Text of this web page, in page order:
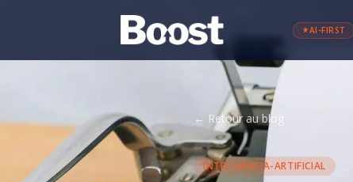
AI-FIRST
← Retour au blog
INTELIGENCIA-ARTIFICIAL